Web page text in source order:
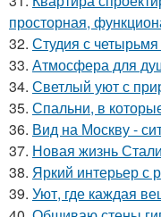
просторная,
32. Студия с
33. Атмосфера для
34. Светлый уют с
35. Спальни, в
36. Вид на Москву -
37. Новая жизнь
38. Яркий интерьер с
39. Уют, где каждая